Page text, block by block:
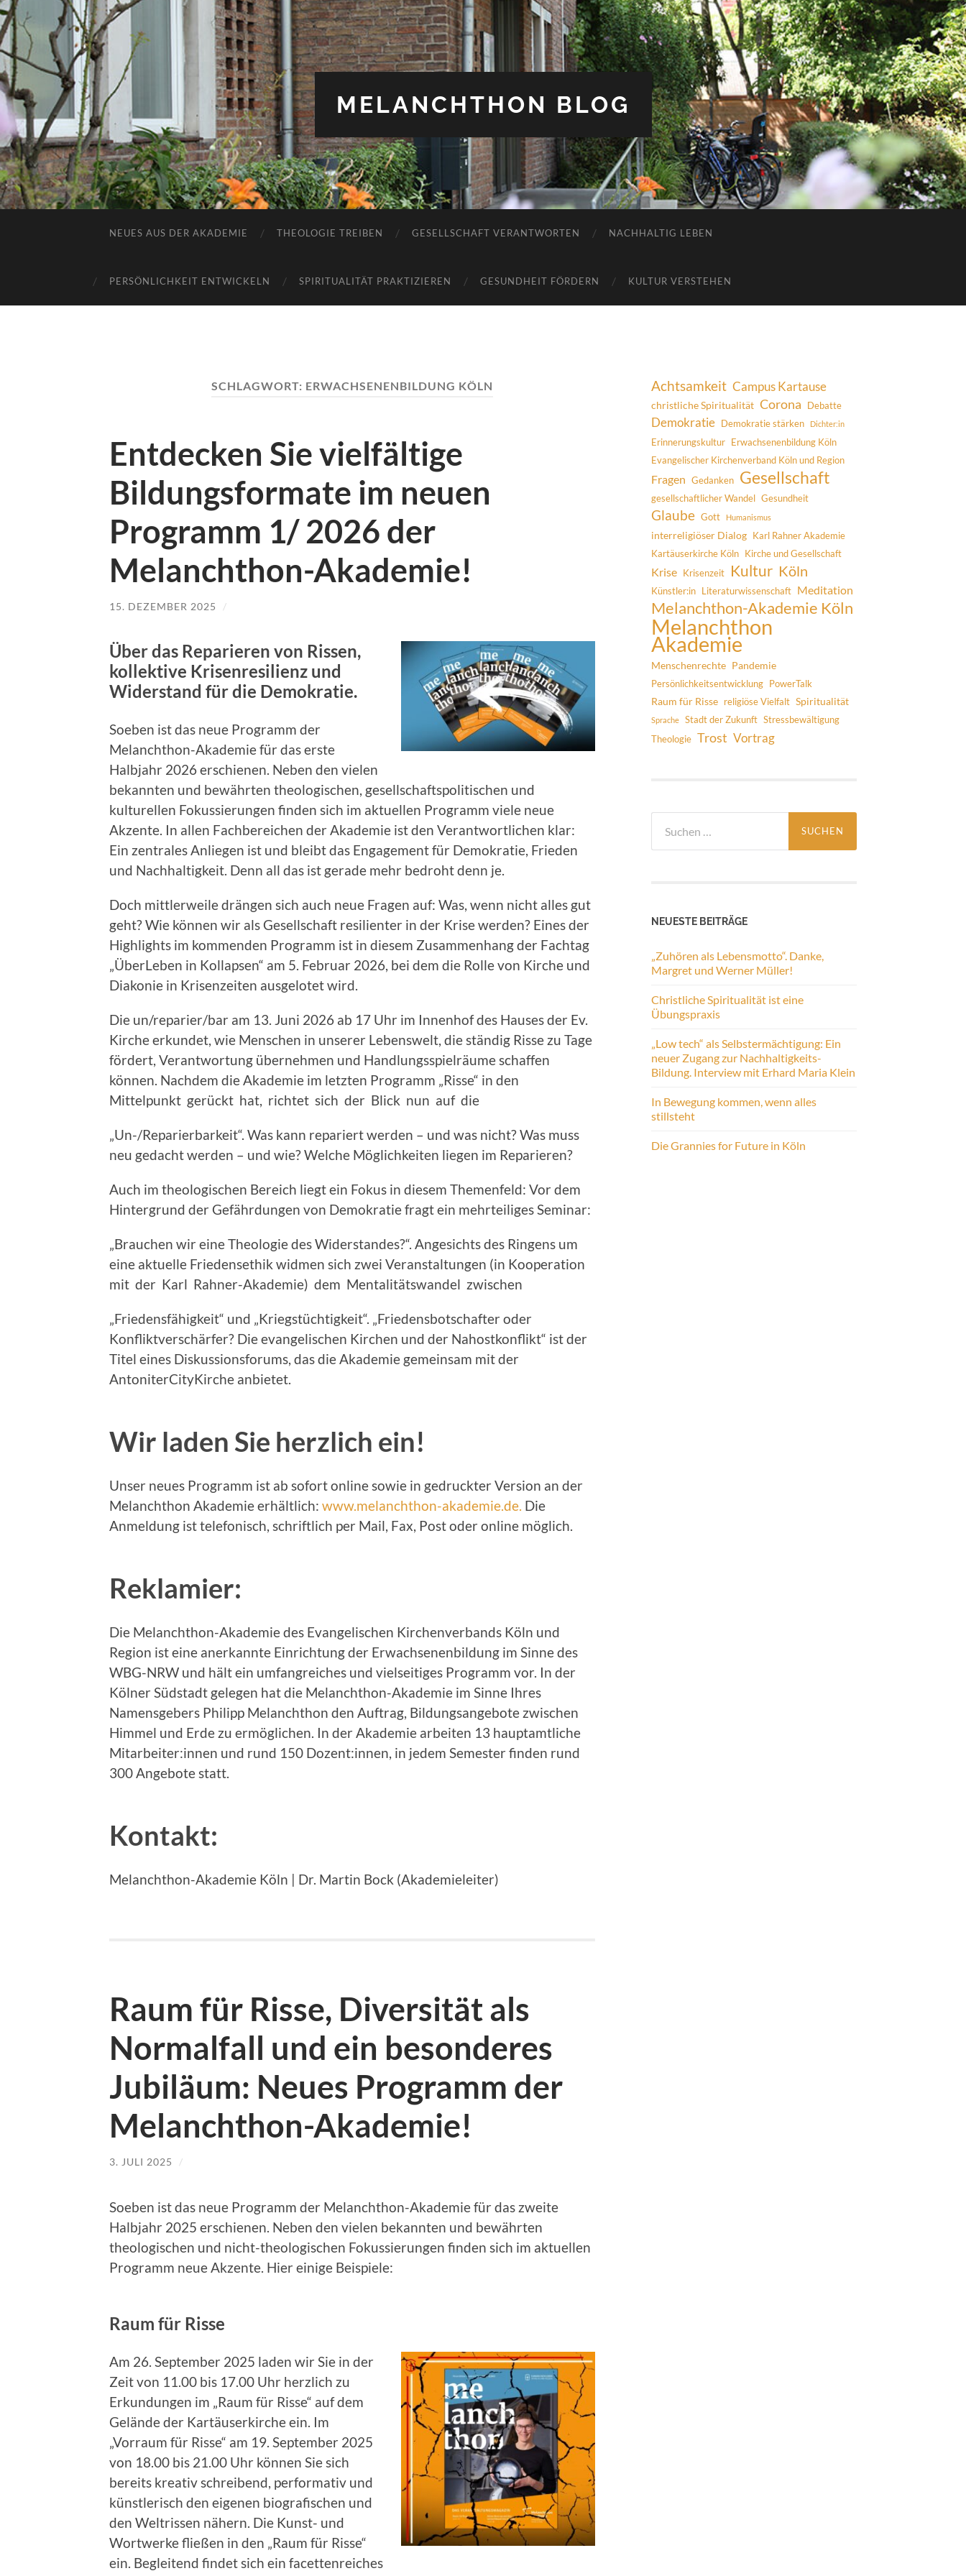
MELANCHTHON BLOG
NEUES AUS DER AKADEMIE THEOLOGIE TREIBEN GESELLSCHAFT VERANTWORTEN NACHHALTIG LEBEN
PERSÖNLICHKEIT ENTWICKELN SPIRITUALITÄT PRAKTIZIEREN GESUNDHEIT FÖRDERN KULTUR VERSTEHEN
SCHLAGWORT: ERWACHSENENBILDUNG KÖLN
Entdecken Sie vielfältige
Bildungsformate im neuen
Programm 1/ 2026 der
Melanchthon-Akademie!
15. DEZEMBER 2025 /
Über das Reparieren von Rissen,
kollektive Krisenresilienz und
Widerstand für die Demokratie.
Soeben ist das neue Programm der
Melanchthon-Akademie für das erste
Halbjahr 2026 erschienen. Neben den vielen
bekannten und bewährten theologischen, gesellschaftspolitischen und
kulturellen Fokussierungen finden sich im aktuellen Programm viele neue
Akzente. In allen Fachbereichen der Akademie ist den Verantwortlichen klar:
Ein zentrales Anliegen ist und bleibt das Engagement für Demokratie, Frieden
und Nachhaltigkeit. Denn all das ist gerade mehr bedroht denn je.
Doch mittlerweile drängen sich auch neue Fragen auf: Was, wenn nicht alles gut
geht? Wie können wir als Gesellschaft resilienter in der Krise werden? Eines der
Highlights im kommenden Programm ist in diesem Zusammenhang der Fachtag
„ÜberLeben in Kollapsen“ am 5. Februar 2026, bei dem die Rolle von Kirche und
Diakonie in Krisenzeiten ausgelotet wird.
Die un/reparier/bar am 13. Juni 2026 ab 17 Uhr im Innenhof des Hauses der Ev.
Kirche erkundet, wie Menschen in unserer Lebenswelt, die ständig Risse zu Tage
fördert, Verantwortung übernehmen und Handlungsspielräume schaffen
können. Nachdem die Akademie im letzten Programm „Risse“ in den
Mittelpunkt gerückt hat, richtet sich der Blick nun auf die
„Un-/Reparierbarkeit“. Was kann repariert werden – und was nicht? Was muss
neu gedacht werden – und wie? Welche Möglichkeiten liegen im Reparieren?
Auch im theologischen Bereich liegt ein Fokus in diesem Themenfeld: Vor dem
Hintergrund der Gefährdungen von Demokratie fragt ein mehrteiliges Seminar:
„Brauchen wir eine Theologie des Widerstandes?“. Angesichts des Ringens um
eine aktuelle Friedensethik widmen sich zwei Veranstaltungen (in Kooperation
mit der Karl Rahner-Akademie) dem Mentalitätswandel zwischen
„Friedensfähigkeit“ und „Kriegstüchtigkeit“. „Friedensbotschafter oder
Konfliktverschärfer? Die evangelischen Kirchen und der Nahostkonflikt“ ist der
Titel eines Diskussionsforums, das die Akademie gemeinsam mit der
AntoniterCityKirche anbietet.
Wir laden Sie herzlich ein!
Unser neues Programm ist ab sofort online sowie in gedruckter Version an der
Melanchthon Akademie erhältlich: www.melanchthon-akademie.de. Die
Anmeldung ist telefonisch, schriftlich per Mail, Fax, Post oder online möglich.
Reklamier:
Die Melanchthon-Akademie des Evangelischen Kirchenverbands Köln und
Region ist eine anerkannte Einrichtung der Erwachsenenbildung im Sinne des
WBG-NRW und hält ein umfangreiches und vielseitiges Programm vor. In der
Kölner Südstadt gelegen hat die Melanchthon-Akademie im Sinne Ihres
Namensgebers Philipp Melanchthon den Auftrag, Bildungsangebote zwischen
Himmel und Erde zu ermöglichen. In der Akademie arbeiten 13 hauptamtliche
Mitarbeiter:innen und rund 150 Dozent:innen, in jedem Semester finden rund
300 Angebote statt.
Kontakt:
Melanchthon-Akademie Köln | Dr. Martin Bock (Akademieleiter)
Raum für Risse, Diversität als
Normalfall und ein besonderes
Jubiläum: Neues Programm der
Melanchthon-Akademie!
3. JULI 2025 /
Soeben ist das neue Programm der Melanchthon-Akademie für das zweite
Halbjahr 2025 erschienen. Neben den vielen bekannten und bewährten
theologischen und nicht-theologischen Fokussierungen finden sich im aktuellen
Programm neue Akzente. Hier einige Beispiele:
Raum für Risse
Am 26. September 2025 laden wir Sie in der
Zeit von 11.00 bis 17.00 Uhr herzlich zu
Erkundungen im „Raum für Risse“ auf dem
Gelände der Kartäuserkirche ein. Im
„Vorraum für Risse“ am 19. September 2025
von 18.00 bis 21.00 Uhr können Sie sich
bereits kreativ schreibend, performativ und
künstlerisch den eigenen biografischen und
den Weltrissen nähern. Die Kunst- und
Wortwerke fließen in den „Raum für Risse“
ein. Begleitend findet sich ein facettenreiches
Achtsamkeit Campus Kartause
christliche Spiritualität Corona Debatte
Demokratie Demokratie stärken Dichter:in
Erinnerungskultur Erwachsenenbildung Köln
Evangelischer Kirchenverband Köln und Region
Fragen Gedanken Gesellschaft
gesellschaftlicher Wandel Gesundheit
Glaube Gott Humanismus
interreligiöser Dialog Karl Rahner Akademie
Kartäuserkirche Köln Kirche und Gesellschaft
Krise Krisenzeit Kultur Köln
Künstler:in Literaturwissenschaft Meditation
Melanchthon-Akademie Köln
Melanchthon
Akademie
Menschenrechte Pandemie
Persönlichkeitsentwicklung PowerTalk
Raum für Risse religiöse Vielfalt Spiritualität
Sprache Stadt der Zukunft Stressbewältigung
Theologie Trost Vortrag
nach:
NEUESTE BEITRÄGE
„Zuhören als Lebensmotto“. Danke,
Margret und Werner Müller!
Christliche Spiritualität ist eine
Übungspraxis
„Low tech“ als Selbstermächtigung: Ein
neuer Zugang zur Nachhaltigkeits-
Bildung. Interview mit Erhard Maria Klein
In Bewegung kommen, wenn alles
stillsteht
Die Grannies for Future in Köln